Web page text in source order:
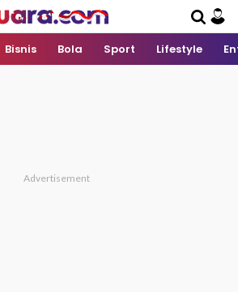
Bisnis Bola Sport Lifestyle